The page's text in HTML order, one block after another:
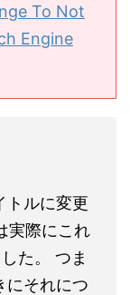
To Not
Engine
トルに変更
実際にこれ
た。 つま
にそれにつ